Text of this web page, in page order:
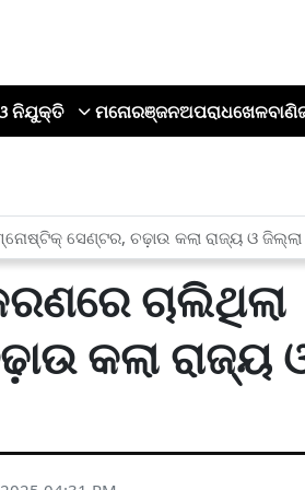
ନିଯୁକ୍ତି ମନୋରଞ୍ଜନଅପରାଧଖେଳ
ସେଣ୍ଟର, ଚଢ଼ାଉ କଲା ରାଜ୍ୟ ଓ
ଚାଲିଥିଲା
କଲା ରାଜ୍ୟ